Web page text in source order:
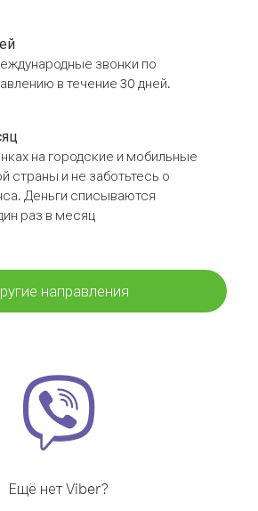
звонки по
в течение 30 дней.
на городские и мобильные
страны и не заботьтесь о
Деньги списываются
раз в месяц
направления
Ещё нет Viber?